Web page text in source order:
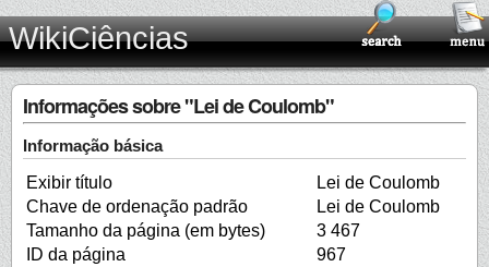
WikiCiências
Informações sobre "Lei de Coulomb"
Informação básica
Exibir título
Lei de Coulomb
Chave de ordenação padrão
Lei de Coulomb
Tamanho da página (em bytes)
3 467
ID da página
967